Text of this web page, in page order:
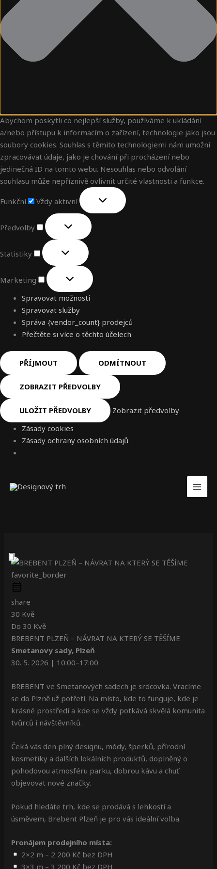
Abychom poskytli co nejlepší služby, používáme k ukládání
a/nebo přístupu k informacím o zařízení, technologie jako jsou
soubory cookies. Souhlas s těmito technologiemi nám umožní
zpracovávat údaje, jako je chování při procházení nebo
jedinečná ID na tomto webu. Nesouhlas nebo odvolání
souhlasu může nepříznivě ovlivnit určité vlastnosti a funkce.
Funkční Vždy aktivní
Předvolby
Statistiky
Marketing
Spravovat možnosti
Spravovat služby
Správa {vendor_count} prodejců
Přečtěte si více o těchto účelech
PŘÍJMOUT ODMÍTNOUT
ZOBRAZIT PŘEDVOLBY
ULOŽIT PŘEDVOLBY
Zobrazit předvolby
Zásady cookies
Zásady ochrany osobních údajů
favorite_border
share
30 Kvě
Do30 Kvě
BREBENT PLZEŇ – NÁVRAT NA KTERÝ SE TĚŠÍME
Smetanovy sady, Plzeň
30. 5. 2026 | 10:00–17:00
BREBENT ve Smetanových sadech je srdcovka. Vracíme
se do Plzně už potřetí. Na místo, kde to funguje, kde je
krásné prostředí a kde se vždy potkává skvělá komunita
tvůrců i návštěvníků.
Čeká vás den plný designu, módy, šperků, přírodní
kosmetiky a dalších lokálních produktů, doplněný o
pohodovou atmosféru parku, dobrou kávu a chuť
objevovat nové značky.
Pokud hledáte trh, kde se prodává s lehkostí a
úsměvem, Brebent Plzeň je pro vás ideální volba.
Pronájem prodejního místa:
2×2 m – 2 200 Kč bez DPH
3×3 m – 3 200 Kč bez DPH